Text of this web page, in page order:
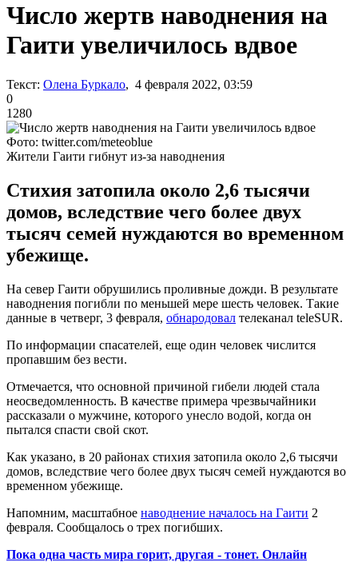
Число жертв наводнения на
Гаити увеличилось вдвое
Текст: Олена Буркало, 4 февраля 2022, 03:59
0
1280
Фото: twitter.com/meteoblue
Жители Гаити гибнут из-за наводнения
Стихия затопила около 2,6 тысячи
домов, вследствие чего более двух
тысяч семей нуждаются во временном
убежище.
На север Гаити обрушились проливные дожди. В результате
наводнения погибли по меньшей мере шесть человек. Такие
данные в четверг, 3 февраля, обнародовал телеканал teleSUR.
По информации спасателей, еще один человек числится
пропавшим без вести.
Отмечается, что основной причиной гибели людей стала
неосведомленность. В качестве примера чрезвычайники
рассказали о мужчине, которого унесло водой, когда он
пытался спасти свой скот.
Как указано, в 20 районах стихия затопила около 2,6 тысячи
домов, вследствие чего более двух тысяч семей нуждаются во
временном убежище.
Напомним, масштабное наводнение началось на Гаити 2
февраля. Сообщалось о трех погибших.
Пока одна часть мира горит, другая - тонет. Онлайн